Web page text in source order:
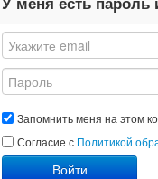
Запомнить меня на этом
Согласие с Политикой
Войти